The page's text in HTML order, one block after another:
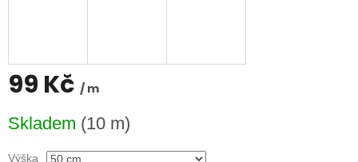
99 Kč / m
cena:
Skladem (10 m)
Výška